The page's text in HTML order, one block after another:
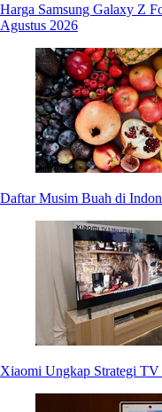
Harga Samsung Galaxy Z
Agustus 2026
Daftar Musim Buah di
Xiaomi Ungkap Strategi